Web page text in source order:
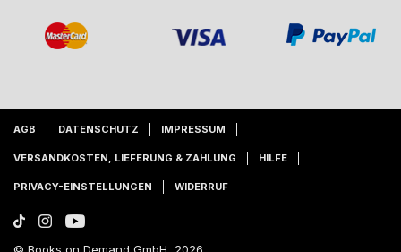
AGB DATENSCHUTZ IMPRESSUM
VERSANDKOSTEN, LIEFERUNG & ZAHLUNG HILFE
PRIVACY-EINSTELLUNGEN WIDERRUF
© Books on Demand GmbH, 2026